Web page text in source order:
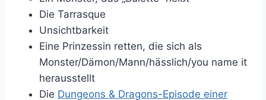
Die Tarrasque
Unsichtbarkeit
Eine Prinzessin retten, die sich als
Monster/Dämon/Mann/hässlich/you name it
herausstellt
Die Dungeons & Dragons-Episode einer